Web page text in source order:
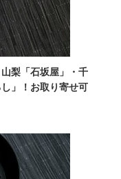
梨「石坂屋」・千
」！お取り寄せ可